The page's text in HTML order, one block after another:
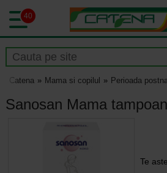
40
Catena Mama si copilul Perioada
Sanosan Mama
Te